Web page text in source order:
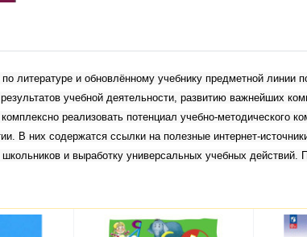
литературе и обновлённому учебнику предметной
учебной деятельности, развитию важнейших
реализовать потенциал учебно-методического
В них содержатся ссылки на полезные интернет-
и выработку универсальных учебных